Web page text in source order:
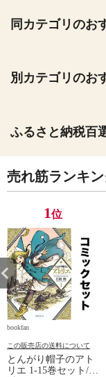
同カテゴリのお
別カテゴリのお
ふるさと納税百
売れ筋ランキ
1位
bookfan
この販売店の送料について
とんがり帽子のアト
リエ 1-15巻セット/白